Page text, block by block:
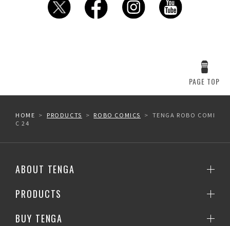
PAGE TOP
HOME PRODUCTS ROBO COMICS
TENGA ROBO COMI
C 24
ABOUT TENGA
PRODUCTS
BUY TENGA